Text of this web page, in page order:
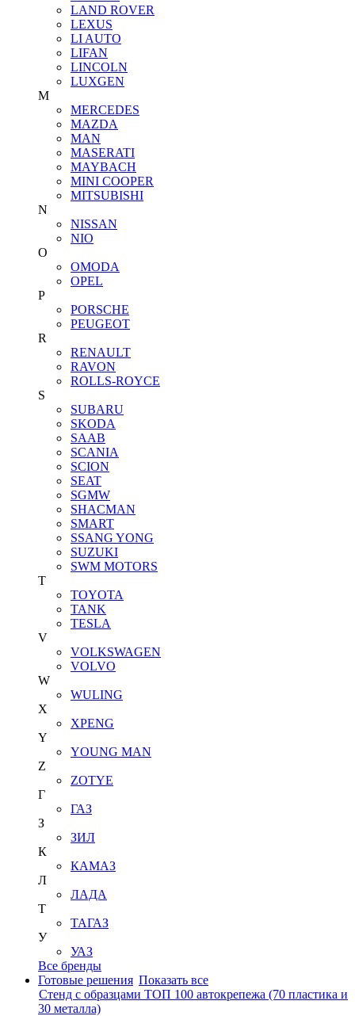
LAND ROVER
LEXUS
LI AUTO
LIFAN
LINCOLN
LUXGEN
M
MERCEDES
MAZDA
MAN
MASERATI
MAYBACH
MINI COOPER
MITSUBISHI
N
NISSAN
NIO
O
OMODA
OPEL
P
PORSCHE
PEUGEOT
R
RENAULT
RAVON
ROLLS-ROYCE
S
SUBARU
SKODA
SAAB
SCANIA
SCION
SEAT
SGMW
SHACMAN
SMART
SSANG YONG
SUZUKI
SWM MOTORS
T
TOYOTA
TANK
TESLA
V
VOLKSWAGEN
VOLVO
W
WULING
X
XPENG
Y
YOUNG MAN
Z
ZOTYE
Г
ГАЗ
З
ЗИЛ
К
КАМАЗ
Л
ЛАДА
Т
ТАГАЗ
У
УАЗ
Все бренды
Готовые решения Показать все
Стенд с образцами ТОП 100 автокрепежа (70 пластика и
30 металла)